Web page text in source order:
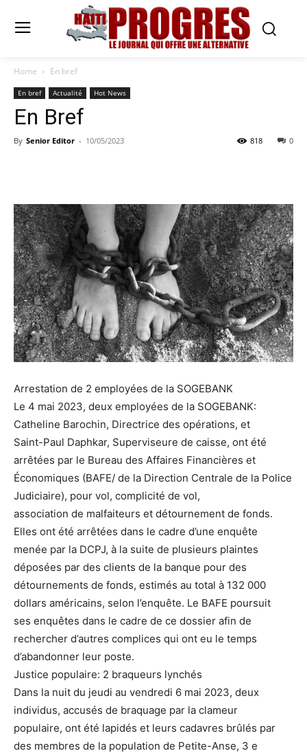
Home En bref
En bref Actualité Hot News
En Bref
By Senior Editor - 10/05/2023 0
818
Arrestation de 2 employées de la SOGEBANK
Le 4 mai 2023, deux employées de la SOGEBANK:
Catheline Barochin, Directrice des opérations, et
Saint-Paul Daphkar, Superviseure de caisse, ont été
arrêtées par le Bureau des Affaires Financières et
Économiques (BAFE/ de la Direction Centrale de la Police
Judiciaire), pour vol, complicité de vol,
association de malfaiteurs et détournement de fonds.
Elles ont été arrêtées dans le cadre d’une enquête
menée par la DCPJ, à la suite de plusieurs plaintes
déposées par des clients de la banque pour des
détournements de fonds, estimés au total à 132 000
dollars américains, selon l’enquête. Le BAFE poursuit
ses enquêtes dans le cadre de ce dossier afin de
rechercher d’autres complices qui ont eu le temps
d’abandonner leur poste.
Justice populaire: 2 braqueurs lynchés
Dans la nuit du jeudi au vendredi 6 mai 2023, deux
individus, accusés de braquage par la clameur
populaire, ont été lapidés et leurs cadavres brûlés par
des membres de la population de Petite-Anse, 3 e